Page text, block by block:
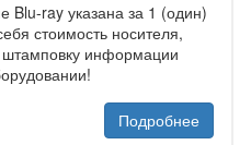
Blu-ray указана за 1 (один)
стоимость носителя,
штамповку информации
Подробнее